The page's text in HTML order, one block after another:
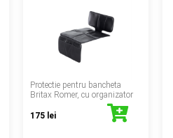
Protectie pentru bancheta
Britax Romer, cu organizator
175 lei